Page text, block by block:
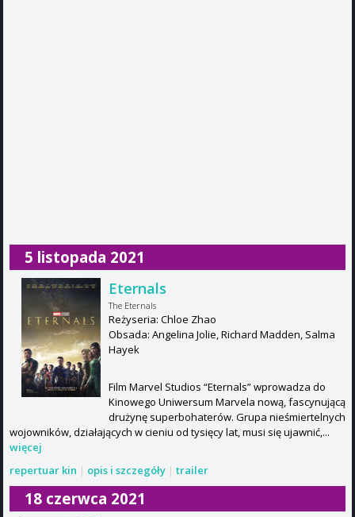
5 listopada 2021
Eternals
The Eternals
Reżyseria: Chloe Zhao
Obsada: Angelina Jolie, Richard Madden, Salma
Hayek
Film Marvel Studios “Eternals” wprowadza do
Kinowego Uniwersum Marvela nową, fascynującą
drużynę superbohaterów. Grupa nieśmiertelnych
wojowników, działających w cieniu od tysięcy lat, musi się ujawnić,...
więcej
repertuar kin | opis i szczegóły | trailer
18 czerwca 2021